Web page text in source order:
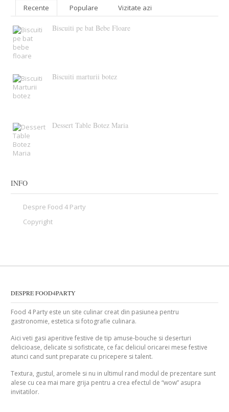
Recente Populare Vizitate azi
Biscuiti pe bat Bebe Floare
Biscuiti marturii botez
Dessert Table Botez Maria
INFO
Despre Food 4 Party
Copyright
DESPRE FOOD4PARTY
Food 4 Party este un site culinar creat din pasiunea pentru
gastronomie, estetica si fotografie culinara.
Aici veti gasi aperitive festive de tip amuse-bouche si deserturi
delicioase, delicate si sofisticate, ce fac deliciul oricarei mese festive
atunci cand sunt preparate cu pricepere si talent.
Textura, gustul, aromele si nu in ultimul rand modul de prezentare sunt
alese cu cea mai mare grija pentru a crea efectul de “wow” asupra
invitatilor.